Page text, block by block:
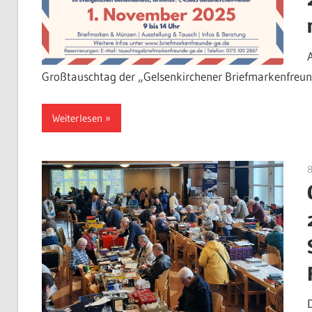
Großtauschtag der „Gelsenkirchener
Weiterlesen